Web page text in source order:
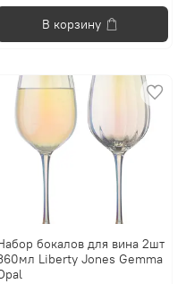
В корзину
бокалов для вина 2шт
Liberty Jones Gemma